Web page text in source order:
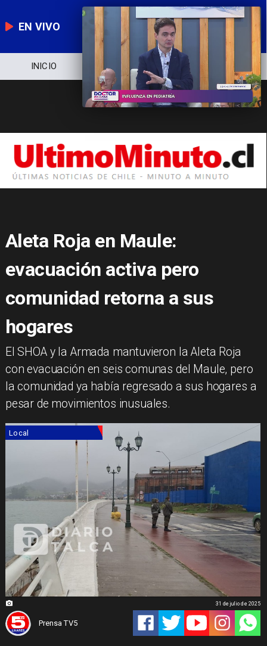
EN VIVO
NOTICIERO POLÍTICA ECONOMÍA
Aleta Roja en Maule:
evacuación activa pero
comunidad retorna a sus
hogares
El SHOA y la Armada mantuvieron la Aleta Roja
con evacuación en seis comunas del Maule, pero
la comunidad ya había regresado a sus hogares a
pesar de movimientos inusuales.
Local
Prensa TV5
31 de julio de 2025